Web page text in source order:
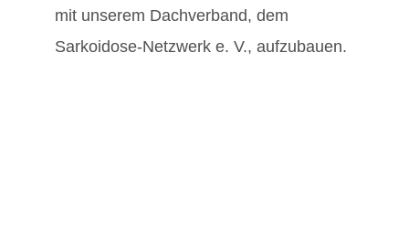
mit unserem Dachverband, dem
Sarkoidose-Netzwerk e. V., aufzubauen.